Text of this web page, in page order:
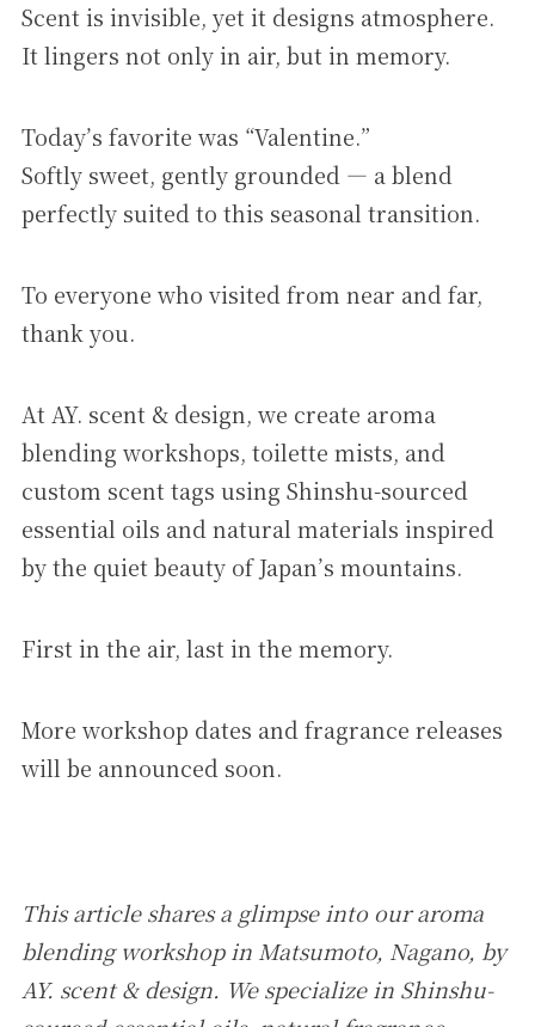
Scent is invisible, yet it designs atmosphere.
It lingers not only in air, but in memory.
Today’s favorite was “Valentine.”
Softly sweet, gently grounded — a blend
perfectly suited to this seasonal transition.
To everyone who visited from near and far,
thank you.
At AY. scent & design, we create aroma
blending workshops, toilette mists, and
custom scent tags using Shinshu-sourced
essential oils and natural materials inspired
by the quiet beauty of Japan’s mountains.
First in the air, last in the memory.
More workshop dates and fragrance releases
will be announced soon.
This article shares a glimpse into our aroma
blending workshop in Matsumoto, Nagano, by
AY. scent & design. We specialize in Shinshu-